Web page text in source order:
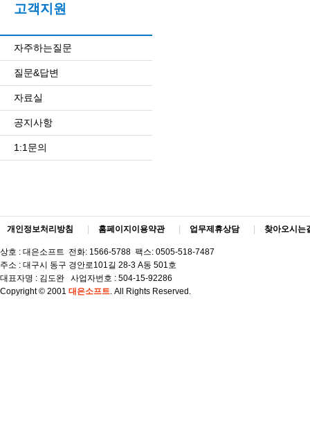
고객지원
자주하는질문
질문&답변
자료실
공지사항
1:1문의
개인정보처리방침 홈페이지이용약관 업무제휴상담 찾아오시는
상호 : 대은소프트 전화: 1566-5788 팩스: 0505-518-7487
주소 : 대구시 동구 경안로101길 28-3 A동 501호
대표자명 : 김도완 사업자번호 : 504-15-92286
Copyright © 2001 대은소프트. All Rights Reserved.